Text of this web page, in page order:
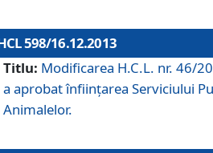
598/16.12.2013
Titlu: Modificarea H.C.L. nr. 46/
a aprobat înfiinţarea Serviciului
Animalelor.